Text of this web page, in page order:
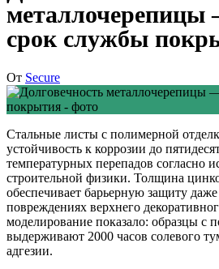
срок службы
От Secure
Стальные листы с полимерной
устойчивость к коррозии до
температурных перепадов
строительной физики. Толщина
обеспечивает барьерную защиту
повреждениях верхнего
моделирование показало: образцы с
выдерживают 2000 часов солевого
адгезии.